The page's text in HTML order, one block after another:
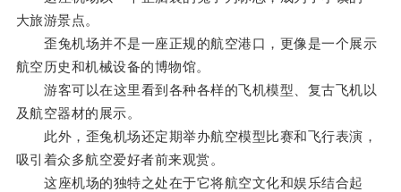
大旅游景点。
歪兔机场并不是一座正规的航空港口，更像是一个展示
航空历史和机械设备的博物馆。
游客可以在这里看到各种各样的飞机模型、复古飞机以
及航空器材的展示。
此外，歪兔机场还定期举办航空模型比赛和飞行表演，
吸引着众多航空爱好者前来观赏。
这座机场的独特之处在于它将航空文化和娱乐结合起